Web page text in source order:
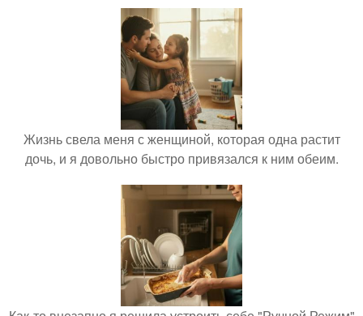
Жизнь свела меня с женщиной, которая одна растит
дочь, и я довольно быстро привязался к ним обеим.